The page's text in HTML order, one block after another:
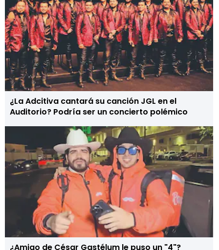
¿La Adcitiva cantará su canción JGL en el
Auditorio? Podría ser un concierto polémico
¿Amigo de César Gastélum le puso un "4"?